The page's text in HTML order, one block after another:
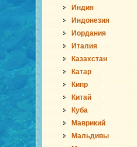
Индия
Индонезия
Иордания
Италия
Казахстан
Катар
Кипр
Китай
Куба
Маврикий
Мальдивы